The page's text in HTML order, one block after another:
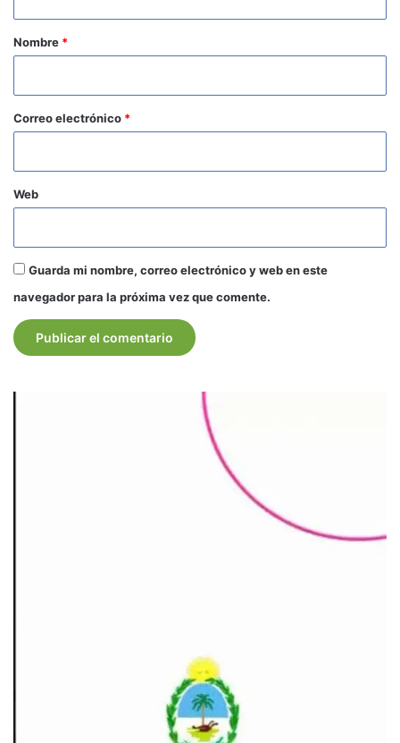
r
*
Nombre *
Correo electrónico *
Web
Guarda mi nombre, correo electrónico y web en este
navegador para la próxima vez que comente.